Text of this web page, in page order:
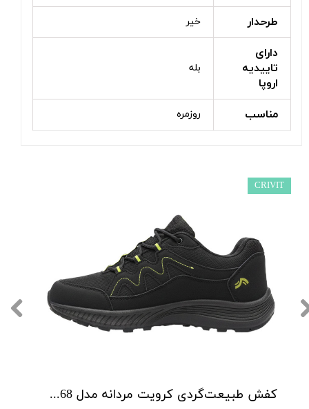
طرحدار خیر
دارای
تاییدیه
اروپا
بله
مناسب روزمره
کفش طبیعت‌گردی کرویت مردانه مدل P00268
CRIVIT